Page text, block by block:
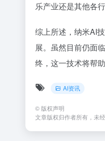
乐产业还是其他各
综上所述，纳米AI
展。虽然目前仍面
终，这一技术将帮
AI资讯
© 版权声明
文章版权归作者所有，未